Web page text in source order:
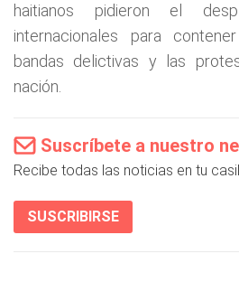
haitianos pidieron el
internacionales para
bandas delictivas y las
nación.
Suscríbete a nuestro
Recibe todas las noticias en tu
SUSCRIBIRSE